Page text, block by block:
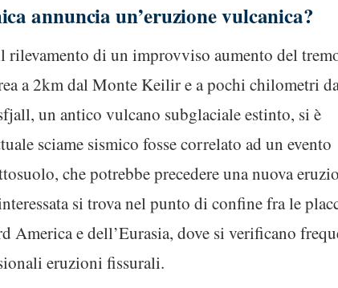
annuncia un’eruzione vulcanica?
rilevamento di un improvviso aumento del
a 2km dal Monte Keilir e a pochi chilometri
un antico vulcano subglaciale estinto, si è
sciame sismico fosse correlato ad un evento
che potrebbe precedere una nuova
si trova nel punto di confine fra le
America e dell’Eurasia, dove si verificano
eruzioni fissurali.